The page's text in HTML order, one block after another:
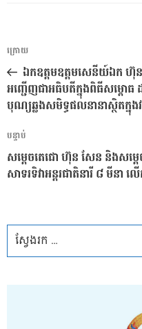
ការ​
នាំទិស​
ប្រកាស
អត្ថបទ
មុន
ក្រោយ
ឯកឧត្តមឧត្តមសេនីយ៍ឯក ហ៊ុ
អញ្ជើញជាអធិបតីក្នុងពិធីសម្ពោធ ដ
បុណ្យឆ្លងសមិទ្ធផលនានាស្ថិតក្នុង
អត្ថបទ
បន្ទាប់
បន្ទាប់
សម្តេចតេជោ ហ៊ុន សែន និងសម្តេ
សាទរទិវាអន្តរជាតិនារី ៨ មីនា